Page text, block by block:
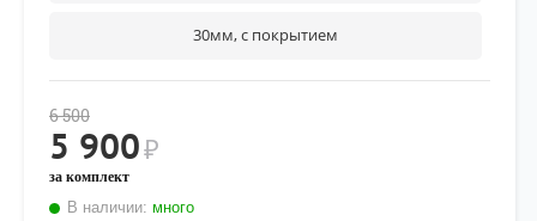
30мм, с покрытием
6 500
5 900₽
за комплект
В наличии: много